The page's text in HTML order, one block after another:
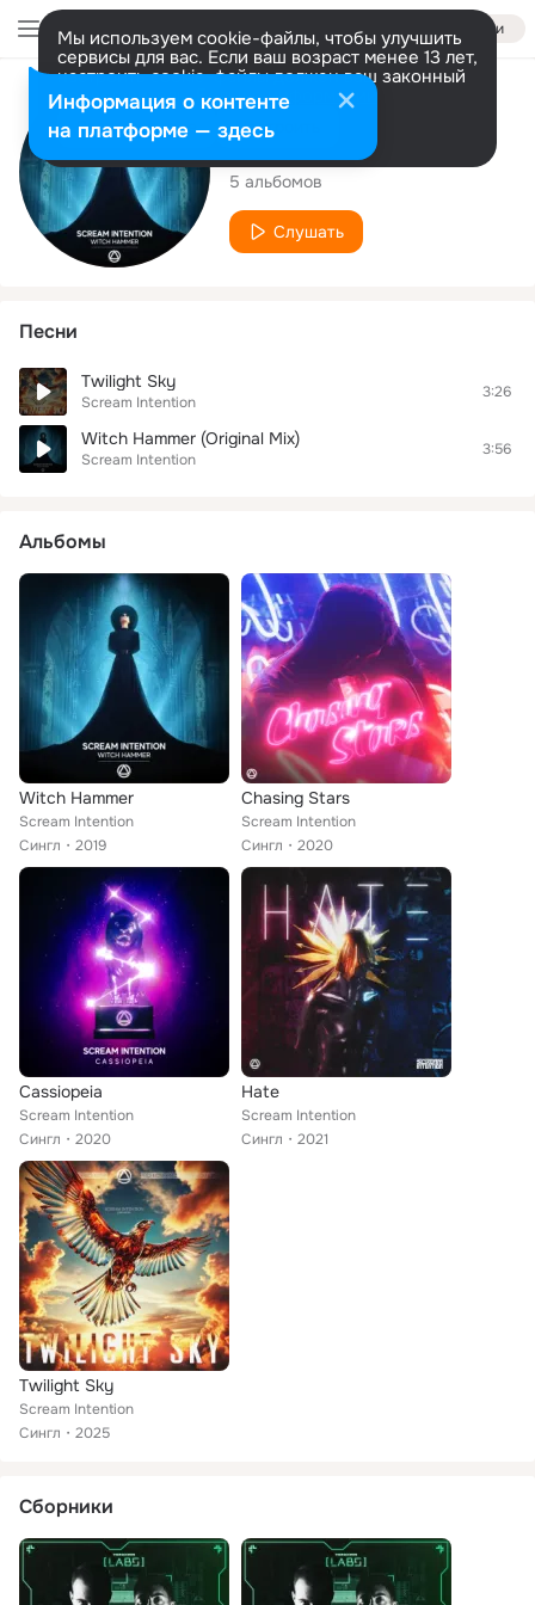
Войти
Мы используем cookie-файлы, чтобы улучшить
сервисы для вас. Если ваш возраст менее 13 лет,
настроить cookie-файлы должен ваш законный
представитель. Больше информации
Разрешить все Настроить
Исполнитель
Scream Intention
5 альбомов
Слушать
Песни
Twilight Sky
Scream Intention
3:26
Witch Hammer (Original Mix)
Scream Intention
3:56
Альбомы
Witch Hammer
Scream Intention
Сингл
2019
Chasing Stars
Scream Intention
Сингл
2020
Cassiopeia
Scream Intention
Сингл
2020
Hate
Scream Intention
Сингл
2021
Twilight Sky
Scream Intention
Сингл
2025
Сборники
Информация о контенте
на платформе — здесь